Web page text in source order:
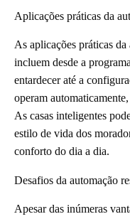
Aplicações práticas da
As aplicações práticas
incluem desde a
entardecer até a
operam
As casas inteligentes
estilo de vida dos
conforto do dia a dia.
Desafios da automação
Apesar das inúmeras